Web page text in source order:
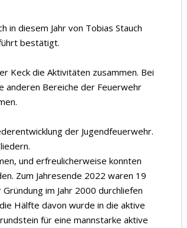
in diesem Jahr von Tobias Stauch
bestätigt.
Keck die Aktivitäten zusammen. Bei
anderen Bereiche der Feuerwehr
der Jugendfeuerwehr.
und erfreulicherweise konnten
Zum Jahresende 2022 waren 19
im Jahr 2000 durchliefen
Hälfte davon wurde in die aktive
für eine mannstarke aktive